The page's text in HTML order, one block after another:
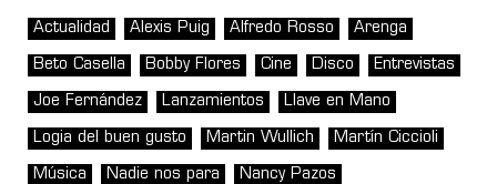
Actualidad Alexis Puig Alfredo Rosso Arenga
Beto Casella Bobby Flores Cine Disco Entrevistas
Joe Fernández Lanzamientos Llave en Mano
Logia del buen gusto Martin Wullich Martín Ciccioli
Música Nadie nos para Nancy Pazos